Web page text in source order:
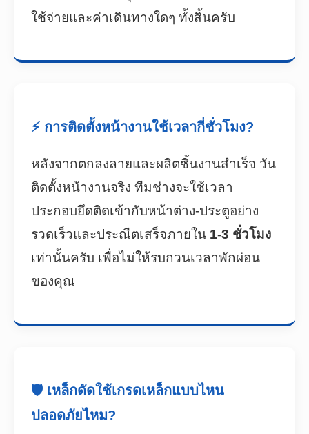
ใช้จ่ายและค่าเดินทางใดๆ ทั้งสิ้นครับ
⚡ การติดตั้งหน้างานใช้เวลากี่ชั่วโมง?
หลังจากตกลงลายและผลิตชิ้นงานสำเร็จ วัน
ติดตั้งหน้างานจริง ทีมช่างจะใช้เวลา
ประกอบยึดติดเข้ากับหน้าต่าง-ประตูอย่าง
รวดเร็วและประณีตเสร็จภายใน 1-3 ชั่วโมง
เท่านั้นครับ เพื่อไม่ให้รบกวนเวลาพักผ่อน
ของคุณ
🛡️ เหล็กดัดใช้เกรดเหล็กแบบไหน
ปลอดภัยไหม?